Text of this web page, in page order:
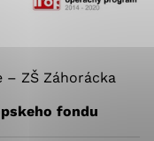
– ZŠ Záhorácka
fondu
webovej
stránok